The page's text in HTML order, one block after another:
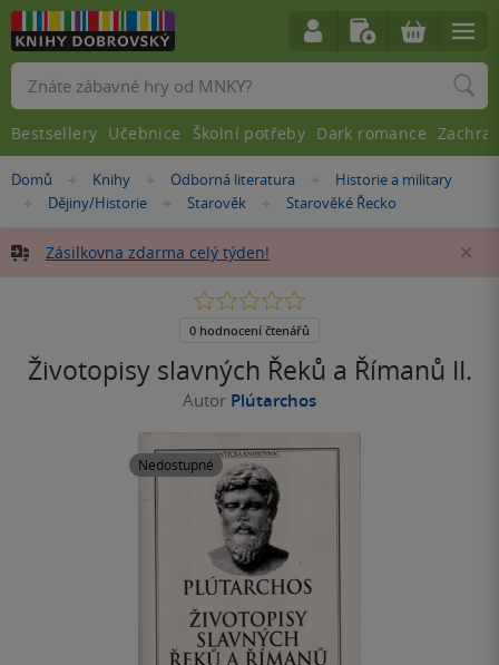
Nacházíte
Domů »Knihy »
Odborná literatura »Historie a military
»
Dějiny/Historie »
Starověk »
Starověké Řecko
Zásilkovna zdarma celý týden!
Životopisy slavných Řeků a Římanů II.
Autor Plútarchos
Nedostupné
0.0
5
0 hodnocení čtenářů
Vyhledávání
Bestsellery Učebnice Školní potřeby Dark romance